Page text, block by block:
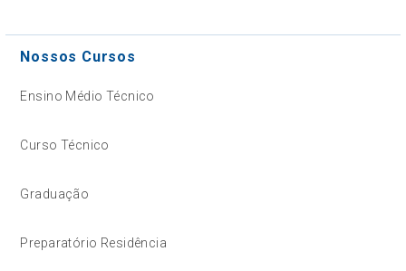
Nossos Cursos
Ensino Médio Técnico
Curso Técnico
Graduação
Preparatório Residência